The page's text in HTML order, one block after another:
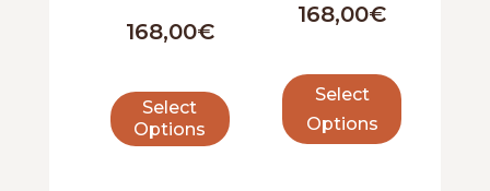
€
Select
Options
€
Select
Options